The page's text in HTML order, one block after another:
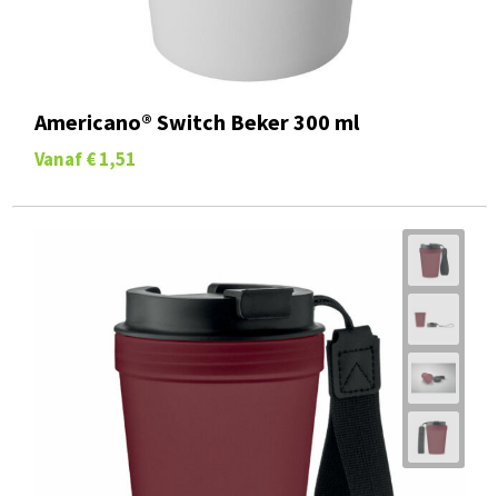
Americano® Switch Beker 300 ml
Vanaf € 1,51